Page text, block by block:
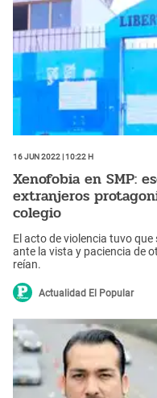
16 Jun 2022 | 10:22 h
Xenofobia en SMP:
extranjeros
colegio
El acto de violencia tuvo
ante la vista y paciencia de
reían.
Actualidad El Popular